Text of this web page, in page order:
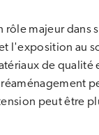
majeur dans
l'exposition au
de qualité
peut être